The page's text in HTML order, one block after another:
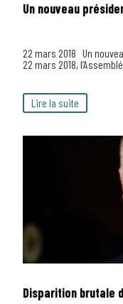
Un nouveau
22 mars 2018 Un
22 mars 2018,
Lire la suite
Disparition brutale